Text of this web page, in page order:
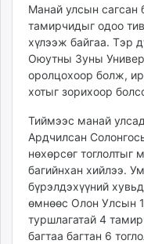
toim.mn
tac.mn
paparazzi.mn
unread.today
Манай улсын сагсан
тамирчидыг одоо
хүлээж байгаа. Тэр
Оюутны Зуны
оролцохоор болж,
хотыг зорихоор
Тиймээс манай
Ардчилсан
нөхөрсөг
багийнхан хийлээ.
бүрэлдэхүүний
өмнөөс Олон Улсын
туршлагатай 4
багтаа багтан 6